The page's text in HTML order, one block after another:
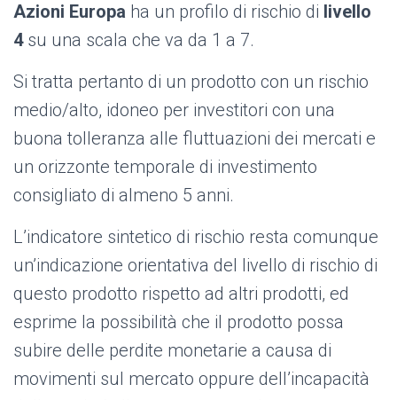
Azioni Europa ha un profilo di rischio di livello
4su una scala che va da 1 a 7.
Si tratta pertanto di un prodotto con un rischio
medio/alto, idoneo per investitori con una
buona tolleranza alle fluttuazioni dei mercati e
un orizzonte temporale di investimento
consigliato di almeno 5 anni.
L’indicatore sintetico di rischio resta comunque
un’indicazione orientativa del livello di rischio di
questo prodotto rispetto ad altri prodotti, ed
esprime la possibilità che il prodotto possa
subire delle perdite monetarie a causa di
movimenti sul mercato oppure dell’incapacità